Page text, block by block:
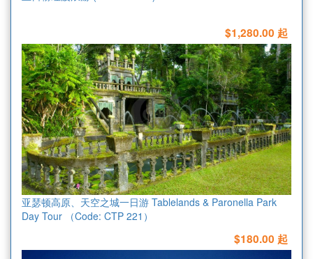
$1,280.00 起
亚瑟顿高原、天空之城一日游 Tablelands & Paronella Park
Day Tour （Code: CTP 221）
$180.00 起